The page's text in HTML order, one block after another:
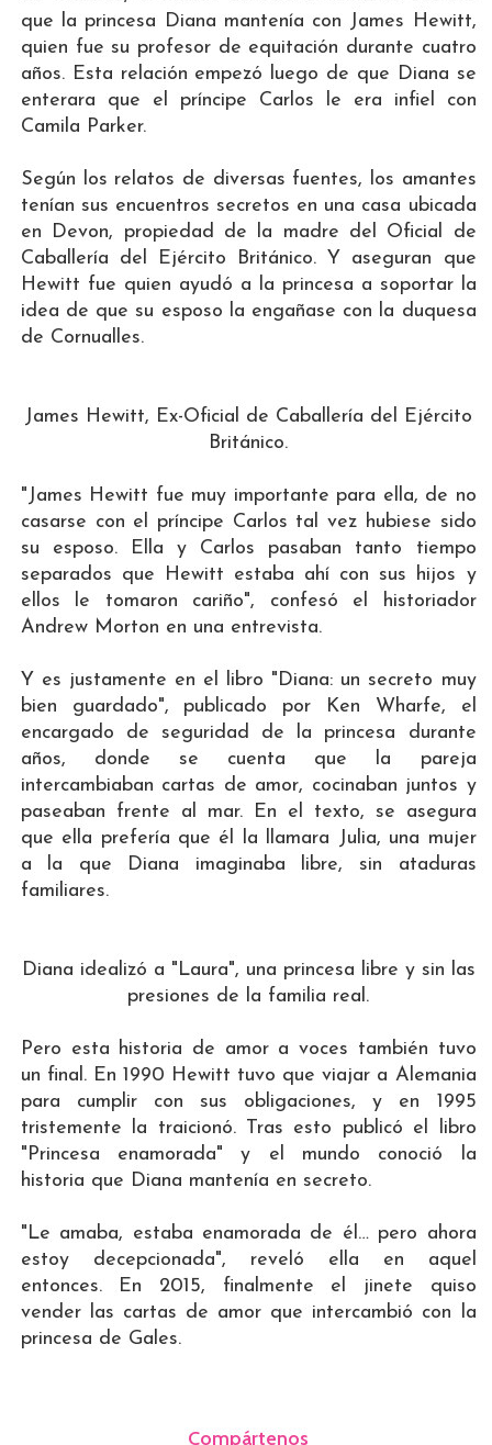
que la princesa Diana mantenía con James Hewitt,
quien fue su profesor de equitación durante cuatro
años. Esta relación empezó luego de que Diana se
enterara que el príncipe Carlos le era infiel con
Camila Parker.
Según los relatos de diversas fuentes, los amantes
tenían sus encuentros secretos en una casa ubicada
en Devon, propiedad de la madre del Oficial de
Caballería del Ejército Británico. Y aseguran que
Hewitt fue quien ayudó a la princesa a soportar la
idea de que su esposo la engañase con la duquesa
de Cornualles.
James Hewitt, Ex-Oficial de Caballería del Ejército
Británico.
"James Hewitt fue muy importante para ella, de no
casarse con el príncipe Carlos tal vez hubiese sido
su esposo. Ella y Carlos pasaban tanto tiempo
separados que Hewitt estaba ahí con sus hijos y
ellos le tomaron cariño", confesó el historiador
Andrew Morton en una entrevista.
Y es justamente en el libro "Diana: un secreto muy
bien guardado", publicado por Ken Wharfe, el
encargado de seguridad de la princesa durante
años, donde se cuenta que la pareja
intercambiaban cartas de amor, cocinaban juntos y
paseaban frente al mar. En el texto, se asegura
que ella prefería que él la llamara Julia, una mujer
a la que Diana imaginaba libre, sin ataduras
familiares.
Diana idealizó a "Laura", una princesa libre y sin las
presiones de la familia real.
Pero esta historia de amor a voces también tuvo
un final. En 1990 Hewitt tuvo que viajar a Alemania
para cumplir con sus obligaciones, y en 1995
tristemente la traicionó. Tras esto publicó el libro
"Princesa enamorada" y el mundo conoció la
historia que Diana mantenía en secreto.
"Le amaba, estaba enamorada de él… pero ahora
estoy decepcionada", reveló ella en aquel
entonces. En 2015, finalmente el jinete quiso
vender las cartas de amor que intercambió con la
princesa de Gales.
Compártenos